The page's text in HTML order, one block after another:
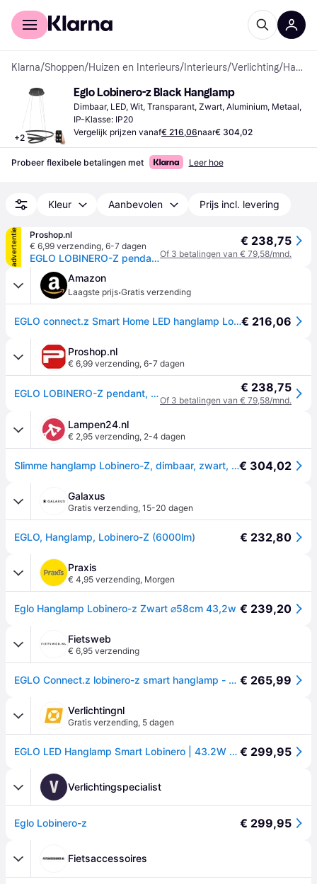
Voor shoppers
Klarna/Shoppen/Huizen en Interieurs/ Interieurs/Verlichting/ Hanglampen
+2
Eglo Lobinero-z Black Hanglamp
Dimbaar, LED, Wit, Transparant, Zwart, Aluminium, Metaal,
IP-Klasse: IP20
Vergelijk prijzen vanaf€ 216,06naar€ 304,02
Probeer flexibele betalingen met Leer hoe
Kleur Aanbevolen Prijs incl. levering
advertentie
Proshop.nl
€ 6,99 verzending, 6-7 dagen
EGLO LOBINERO-Z pendant, black
€ 238,75
Of 3 betalingen van € 79,58/mnd.
Amazon
Laagste prijs·Gratis verzending
EGLO connect.z Smart Home LED hanglamp Lobinero-Z, ring pendellamp dimbaar€ 216,06
Proshop.nl
€ 6,99 verzending, 6-7 dagen
EGLO LOBINERO-Z pendant, black € 238,75
Of 3 betalingen van € 79,58/mnd.
Lampen24.nl
€ 2,95 verzending, 2-4 dagen
Slimme hanglamp Lobinero-Z, dimbaar, zwart, Woon-/ Eetkamer, Aluminium, Modern, Slimme hanglamp€ 304,02
Galaxus
Gratis verzending, 15-20 dagen
EGLO, Hanglamp, Lobinero-Z (6000lm) € 232,80
Praxis
€ 4,95 verzending, Morgen
Eglo Hanglamp Lobinero-z Zwart ⌀58cm 43,2w € 239,20
Fietsweb
€ 6,95 verzending
EGLO Connect.z lobinero-z smart hanglamp - ø 58 cm - zwart/wit - instelbaar wit licht - dimbaar - zigbee € 265,99
Verlichtingnl
Gratis verzending, 5 dagen
EGLO LED Hanglamp Smart Lobinero | 43.2W 3000K/6500K 6000Lm | IP20 Dimbaar Zigbee | Zwart/wit € 299,95
V Verlichtingspecialist
Eglo Lobinero-z € 299,95
Fietsaccessoires